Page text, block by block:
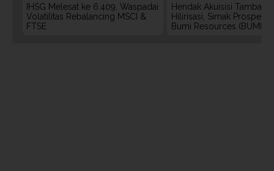
IHSG Melesat ke 6.409, Waspadai
Volatilitas Rebalancing MSCI &
FTSE
Hendak Akuisisi
Hilirisasi, Simak Prospek
Bumi Resources (BUMI)